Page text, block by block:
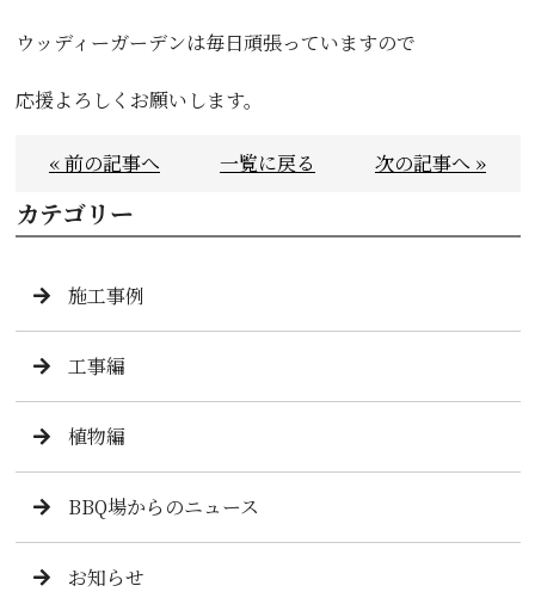
ウッディーガーデンは毎日頑張っていますので
応援よろしくお願いします。
« 前の記事へ 一覧に戻る 次の記事へ »
カテゴリー
施工事例
工事編
植物編
BBQ場からのニュース
お知らせ